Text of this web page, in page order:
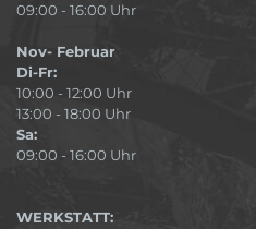
09:00 - 16:00 Uhr
Nov- Februar
Di-Fr:
10:00 - 12:00 Uhr
13:00 - 18:00 Uhr
Sa:
09:00 - 16:00 Uhr
WERKSTATT: